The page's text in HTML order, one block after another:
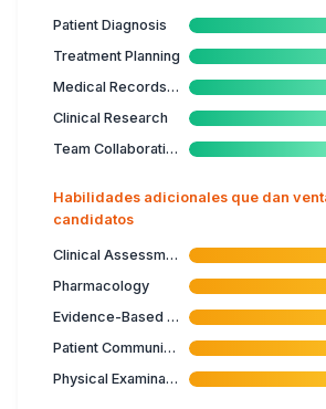
Patient Diagnosis
Treatment Planning
Medical Records Management
Clinical Research
Team Collaboration
Habilidades adicionales que dan
candidatos
Clinical Assessment
Pharmacology
Evidence-Based Medicine
Patient Communication
Physical Examination